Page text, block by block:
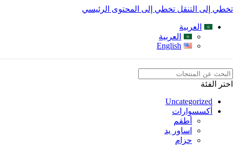
تخطي إلى التنقل تخطي إلى المحتوى الرئيسي
العربية
العربية
English
اختر الفئة
Uncategorized
أكسسوارات
أطقم
اساور يد
حزام